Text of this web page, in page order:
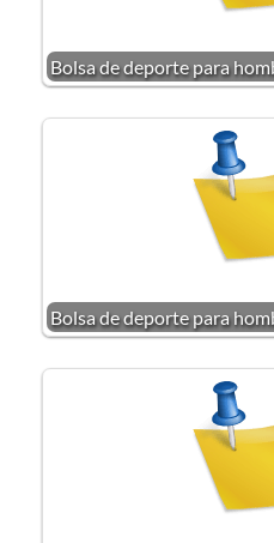
Bolsa de deporte para
Bolsa de deporte para